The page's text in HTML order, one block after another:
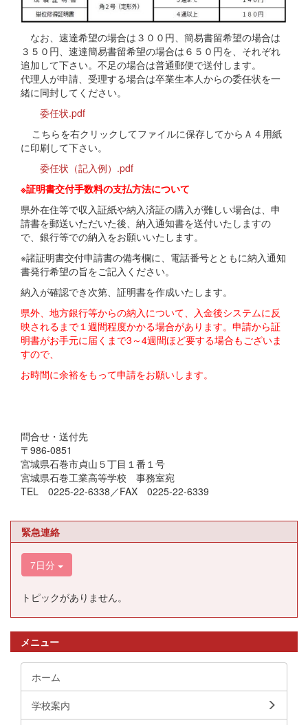
なお、速達希望の場合は３００円、簡易書留希望の場合は
３５０円、速達簡易書留希望の場合は６５０円を、それぞれ
追加して下さい。不足の場合は普通郵便で送付します。
代理人が申請、受理する場合は卒業生本人からの委任状を一
緒に同封してください。
委任状.pdf
こちらを右クリックしてファイルに保存してからＡ４用紙
に印刷して下さい。
委任状（記入例）.pdf
※証明書交付手数料の支払方法について
県外在住等で収入証紙や納入済証の購入が難しい場合は、申
請書を郵送いただいた後、納入通知書を送付いたしますの
で、銀行等での納入をお願いいたします。
※諸証明書交付申請書の備考欄に、電話番号とともに納入通知
書発行希望の旨をご記入ください。
納入が確認でき次第、証明書を作成いたします。
県外、地方銀行等からの納入について、入金後システムに反
映されるまで１週間程度かかる場合があります。申請から証
明書がお手元に届くまで3～4週間ほど要する場合もございま
すので、
お時間に余裕をもって申請をお願いします。
問合せ・送付先
〒986-0851
宮城県石巻市貞山５丁目１番１号
宮城県石巻工業高等学校 事務室宛
TEL 0225-22-6338／FAX 0225-22-6339
緊急連絡
7日分
トピックがありません。
メニュー
ホーム
学校案内